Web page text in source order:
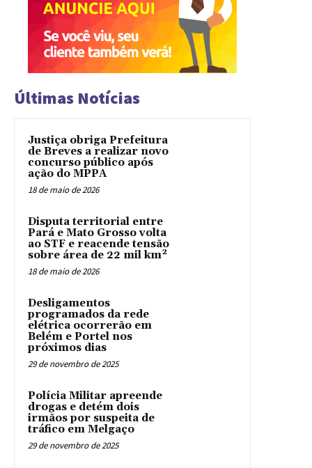
Últimas Notícias
Justiça obriga Prefeitura
de Breves a realizar novo
concurso público após
ação do MPPA
18 de maio de 2026
Disputa territorial entre
Pará e Mato Grosso volta
ao STF e reacende tensão
sobre área de 22 mil km²
18 de maio de 2026
Desligamentos
programados da rede
elétrica ocorrerão em
Belém e Portel nos
próximos dias
29 de novembro de 2025
Polícia Militar apreende
drogas e detém dois
irmãos por suspeita de
tráfico em Melgaço
29 de novembro de 2025